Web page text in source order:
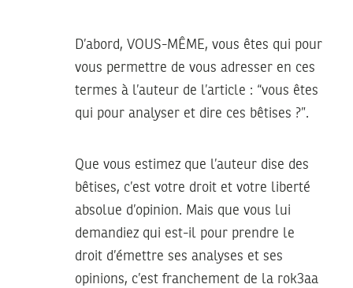
D’abord, VOUS-MÊME, vous êtes qui pour
vous permettre de vous adresser en ces
termes à l’auteur de l’article : “vous êtes
qui pour analyser et dire ces bêtises ?”.
Que vous estimez que l’auteur dise des
bêtises, c’est votre droit et votre liberté
absolue d’opinion. Mais que vous lui
demandiez qui est-il pour prendre le
droit d’émettre ses analyses et ses
opinions, c’est franchement de la rok3aa